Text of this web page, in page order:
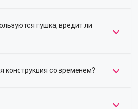
пушка, вредит ли
конструкция со временем?